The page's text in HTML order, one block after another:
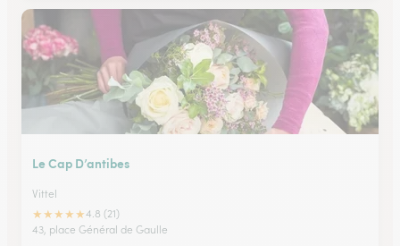
Le Cap D’antibes
Vittel
★★★★★4.8 (21)
43, place Général de Gaulle